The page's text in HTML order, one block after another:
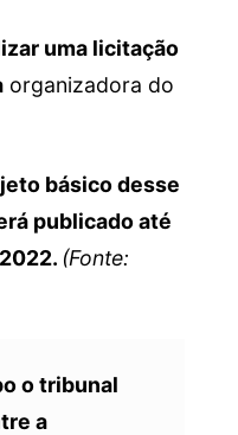
uma licitação
organizadora do
básico desse
publicado até
(Fonte:
o tribunal
a